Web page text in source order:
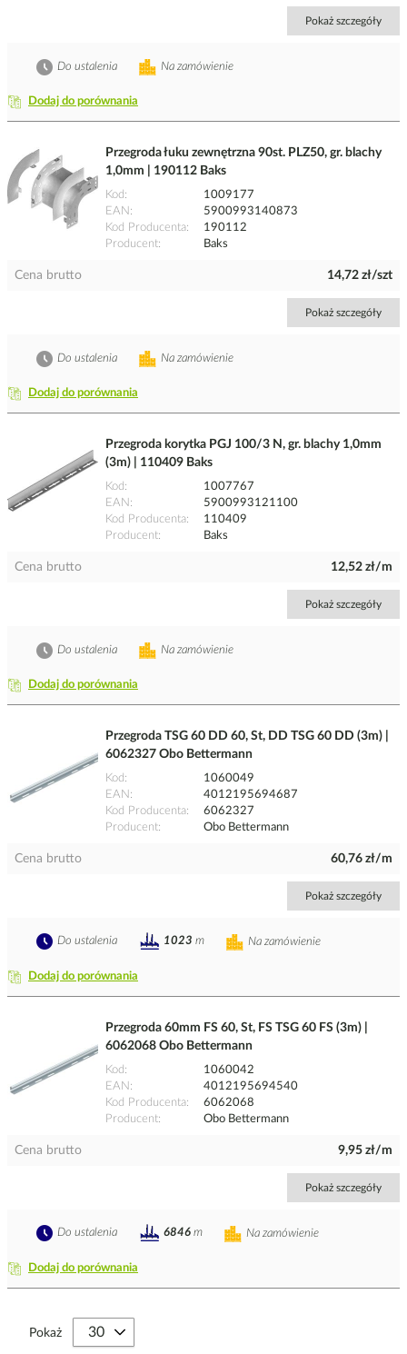
Pokaż szczegóły
Dodaj do porównania
Na zamówienie
Do ustalenia
Przegroda łuku zewnętrzna 90st. PLZ50, gr. blachy
1,0mm | 190112 Baks
Kod
1009177
EAN
5900993140873
Kod Producenta
190112
Producent
Baks
Cena brutto 14,72 zł/szt
Pokaż szczegóły
Dodaj do porównania
Na zamówienie
Do ustalenia
Przegroda korytka PGJ 100/3 N, gr. blachy 1,0mm
(3m) | 110409 Baks
Kod
1007767
EAN
5900993121100
Kod Producenta
110409
Producent
Baks
Cena brutto 12,52 zł/m
Pokaż szczegóły
Dodaj do porównania
Na zamówienie
Do ustalenia
Przegroda TSG 60 DD 60, St, DD TSG 60 DD (3m) |
6062327 Obo Bettermann
Kod
1060049
EAN
4012195694687
Kod Producenta
6062327
Producent
Obo Bettermann
Cena brutto 60,76 zł/m
Pokaż szczegóły
Dodaj do porównania
Na zamówienie
Do ustalenia 1023 m
Przegroda 60mm FS 60, St, FS TSG 60 FS (3m) |
6062068 Obo Bettermann
Kod
1060042
EAN
4012195694540
Kod Producenta
6062068
Producent
Obo Bettermann
Cena brutto 9,95 zł/m
Pokaż szczegóły
Dodaj do porównania
Na zamówienie
Do ustalenia 6846 m
Pokaż